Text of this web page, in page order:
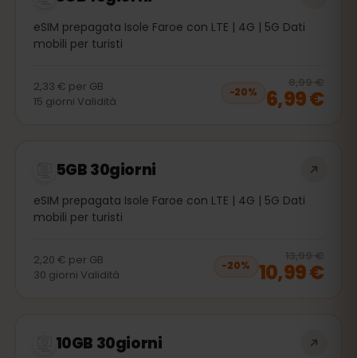
eSIM prepagata Isole Faroe con LTE | 4G | 5G Dati
mobili per turisti
2,33 € per GB
15 giorni Validità
−20%
8,99 €
6,99 €
5GB 30giorni
eSIM prepagata Isole Faroe con LTE | 4G | 5G Dati
mobili per turisti
2,20 € per GB
30 giorni Validità
−20%
13,99 €
10,99 €
10GB 30giorni